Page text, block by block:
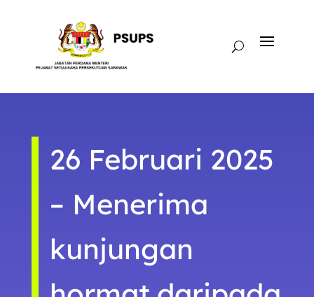
26 Februari 2025
– Menerima
kunjungan